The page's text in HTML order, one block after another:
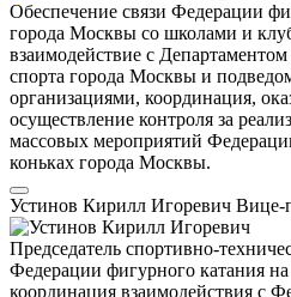
Обеспечение связи Федерации
города Москвы со школами и
взаимодействие с
спорта города Москвы и
организациями, координация,
осуществление контроля за
массовых мероприятий
коньках города Москвы.
Устинов Кирилл Игоревич Вице-
Председатель спортивно-
Федерации фигурного катания
координация взаимодействия с